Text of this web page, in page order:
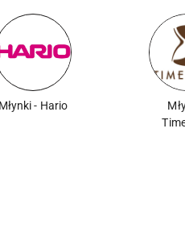
Młynki - Hario